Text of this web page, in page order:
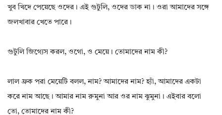
খুব খিদে পেয়েছে ওদের। এই গুটুলি, ওদের ডাক না। ওরা আমাদের সঙ্গে
জলখাবার খেতে পারে।
গুটুলি জিগ্যেস করল, ওগো, ও মেয়ে। তোমাদের নাম কী?
লাল ফ্রক পরা মেয়েটি বলল, নাম? আমাদের নাম? হ্যাঁ, আমাদের একটা
করে নাম আছে। আমার নাম রুমুনা আর ওর নাম ঝুমুনা। এইবার বলো
তো, তোমাদের নাম কী?